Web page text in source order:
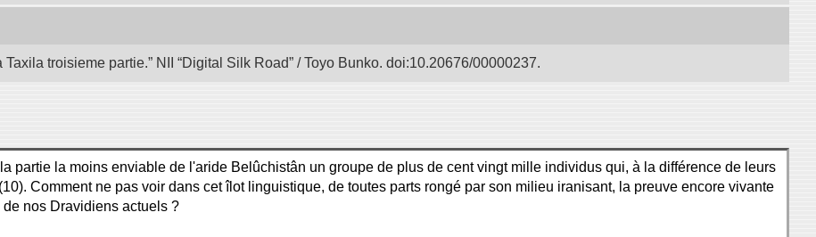
troisieme partie.” NII “Digital Silk Road” / Toyo Bunko. doi:10.20676/00000237.
partie la moins enviable de l'aride Belûchistân un groupe de plus de cent vingt mille individus qui, à la différence de leurs
Comment ne pas voir dans cet îlot linguistique, de toutes parts rongé par son milieu iranisant, la preuve encore vivante
nos Dravidiens actuels ?